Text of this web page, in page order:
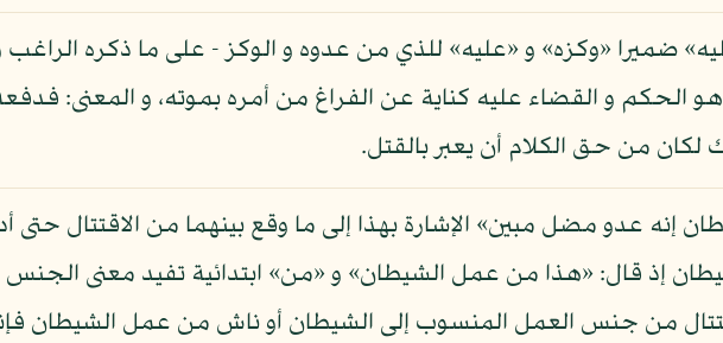
ضميرا «وكزه» و «عليه» للذي من عدوه و الوكز - على ما ذكره الراغب
الحكم و القضاء عليه كناية عن الفراغ من أمره بموته، و المعنى:
من حق الكلام أن يعبر بالقتل.
إنه عدو مضل مبين» الإشارة بهذا إلى ما وقع بينهما من الاقتتال حتى
إذ قال: «هذا من عمل الشيطان» و «من» ابتدائية تفيد معنى الجنس
من جنس العمل المنسوب إلى الشيطان أو ناش من عمل الشيطان